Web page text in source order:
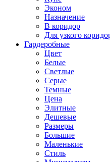
Эконом
Назначение
В коридор
Для узкого
Гардеробные
Цвет
Белые
Светлые
Серые
Темные
Цена
Элитные
Дешевые
Размеры
Большие
Маленькие
Стиль